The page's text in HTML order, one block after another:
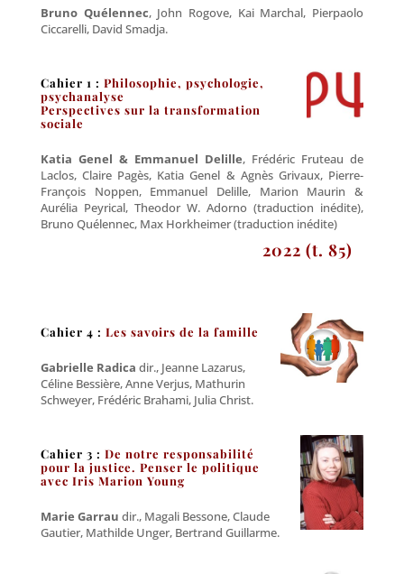
Bruno Quélennec, John Rogove, Kai Marchal, Pierpaolo
Ciccarelli, David Smadja.
Cahier 1 : Philosophie, psychologie,
psychanalyse
Perspectives sur la transformation
sociale
Katia Genel & Emmanuel Delille, Frédéric Fruteau de
Laclos, Claire Pagès, Katia Genel & Agnès Grivaux, Pierre-
François Noppen, Emmanuel Delille, Marion Maurin &
Aurélia Peyrical, Theodor W. Adorno (traduction inédite),
Bruno Quélennec, Max Horkheimer (traduction inédite)
2022 (t. 85)
Cahier 4 : Les savoirs de la famille
Gabrielle Radica dir., Jeanne Lazarus,
Céline Bessière, Anne Verjus, Mathurin
Schweyer, Frédéric Brahami, Julia Christ.
Cahier 3 : De notre responsabilité
pour la justice. Penser le politique
avec Iris Marion Young
Marie Garrau dir., Magali Bessone, Claude
Gautier, Mathilde Unger, Bertrand Guillarme.